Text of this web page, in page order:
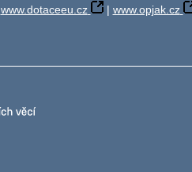
www.dotaceeu.cz | www.opjak.cz